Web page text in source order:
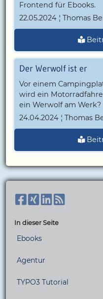
Frontend für Ebooks.
22.05.2024 ¦ Thomas
Der Werwolf ist er
Vor einem
wird ein
ein Werwolf am Werk?
24.04.2024 ¦ Thomas
In dieser Seite
Ebooks
Agentur
TYPO3 Tutorial